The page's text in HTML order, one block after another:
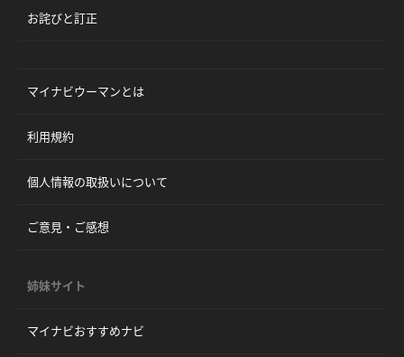
お詫びと訂正
マイナビウーマンとは
利用規約
個人情報の取扱いについて
ご意見・ご感想
姉妹サイト
マイナビおすすめナビ